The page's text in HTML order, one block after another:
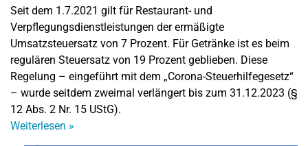
Seit dem 1.7.2021 gilt für Restaurant- und
Verpflegungsdienstleistungen der ermäßigte
Umsatzsteuersatz von 7 Prozent. Für Getränke ist es beim
regulären Steuersatz von 19 Prozent geblieben. Diese
Regelung – eingeführt mit dem „Corona-Steuerhilfegesetz“
– wurde seitdem zweimal verlängert bis zum 31.12.2023 (§
12 Abs. 2 Nr. 15 UStG).
Weiterlesen »